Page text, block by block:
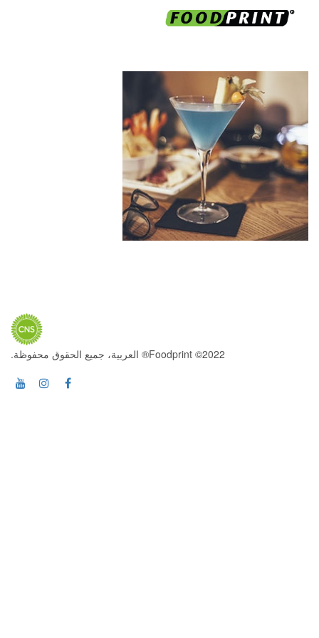
2022© Foodprint® العربية، جميع الحقوق محفوظة.